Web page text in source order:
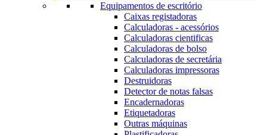
Equipamentos de escritório
Caixas registadoras
Calculadoras - acessórios
Calculadoras cientificas
Calculadoras de bolso
Calculadoras de secretária
Calculadoras impressoras
Destruidoras
Detector de notas falsas
Encadernadoras
Etiquetadoras
Outras máquinas